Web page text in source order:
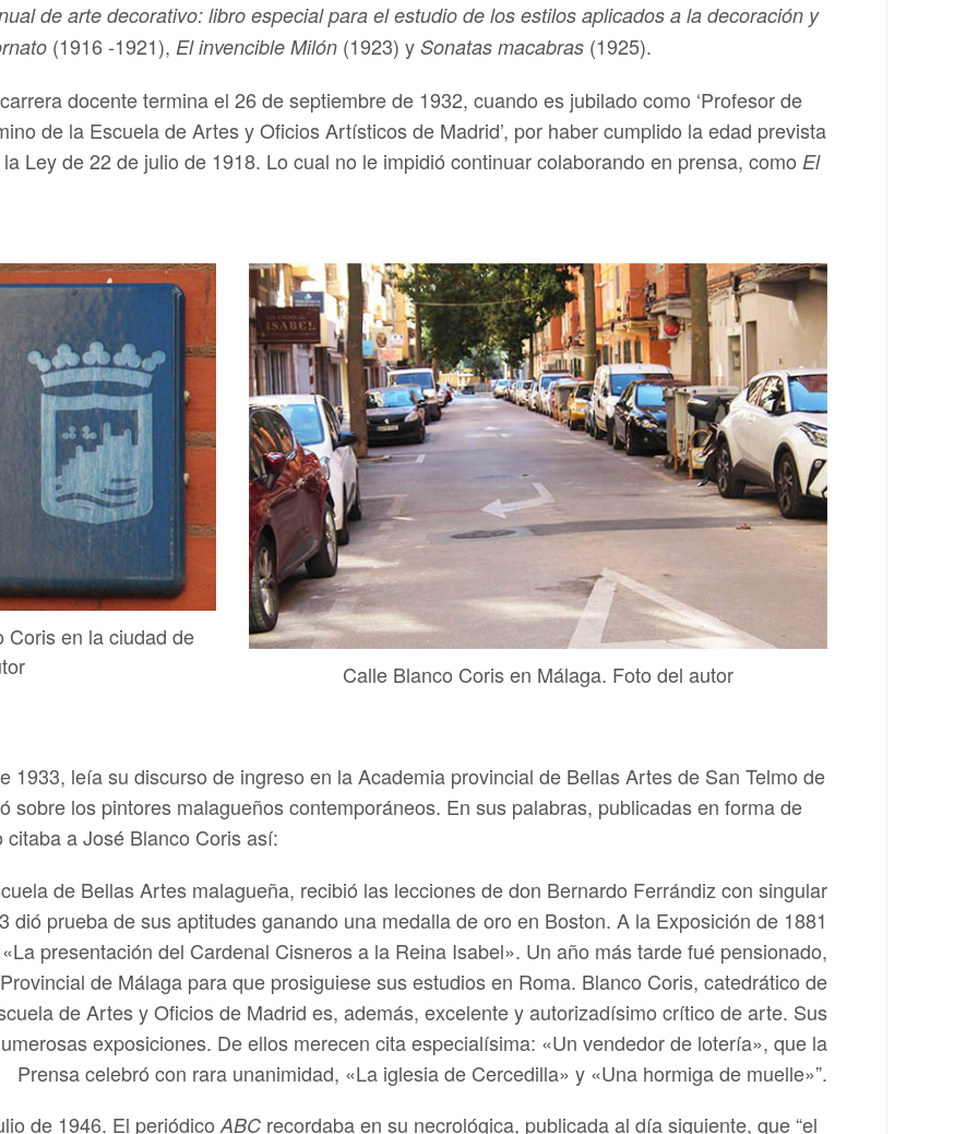
de arte decorativo: libro especial para el estudio de los estilos aplicados a la decoración y
(1916 -1921), El invencible Milón (1923) y Sonatas macabras (1925).
docente termina el 26 de septiembre de 1932, cuando es jubilado como ‘Profesor de
de la Escuela de Artes y Oficios Artísticos de Madrid’, por haber cumplido la edad prevista
Ley de 22 de julio de 1918. Lo cual no le impidió continuar colaborando en prensa, como El
Coris en la ciudad de
Calle Blanco Coris en Málaga. Foto del autor
1933, leía su discurso de ingreso en la Academia provincial de Bellas Artes de San Telmo de
sobre los pintores malagueños contemporáneos. En sus palabras, publicadas en forma de
a José Blanco Coris así:
de Bellas Artes malagueña, recibió las lecciones de don Bernardo Ferrándiz con singular
dió prueba de sus aptitudes ganando una medalla de oro en Boston. A la Exposición de 1881
presentación del Cardenal Cisneros a la Reina Isabel». Un año más tarde fué pensionado,
de Málaga para que prosiguiese sus estudios en Roma. Blanco Coris, catedrático de
de Artes y Oficios de Madrid es, además, excelente y autorizadísimo crítico de arte. Sus
exposiciones. De ellos merecen cita especialísima: «Un vendedor de lotería», que la
Prensa celebró con rara unanimidad, «La iglesia de Cercedilla» y «Una hormiga de muelle»”.
de 1946. El periódicoABC recordaba en su necrológica, publicada al día siguiente, que “el